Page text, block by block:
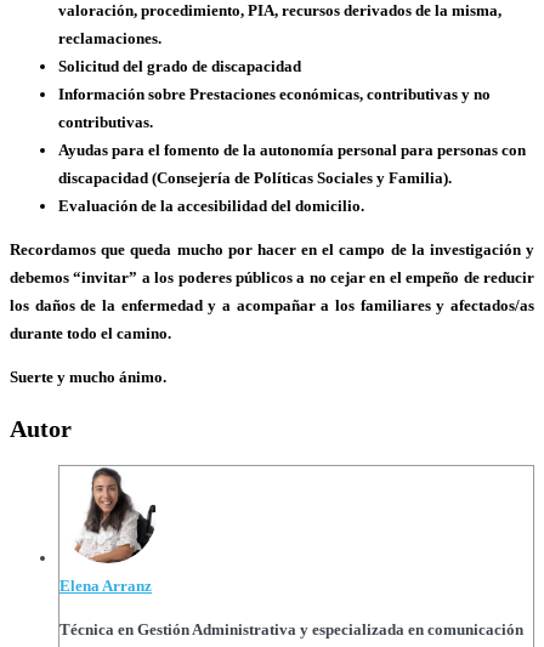
valoración, procedimiento, PIA, recursos derivados de la misma,
reclamaciones.
Solicitud del grado de discapacidad
Información sobre Prestaciones económicas, contributivas y no
contributivas.
Ayudas para el fomento de la autonomía personal para personas con
discapacidad (Consejería de Políticas Sociales y Familia).
Evaluación de la accesibilidad del domicilio.
Recordamos que queda mucho por hacer en el campo de la investigación y
debemos “invitar” a los poderes públicos a no cejar en el empeño de reducir
los daños de la enfermedad y a acompañar a los familiares y afectados/as
durante todo el camino.
Suerte y mucho ánimo.
Autor
Elena Arranz
Técnica en Gestión Administrativa y especializada en comunicación